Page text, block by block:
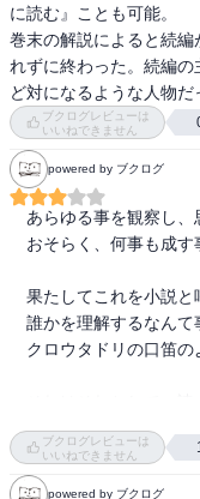
［　目次　］
［　ＰＯＰ　］
［　おすすめ度　］
☆☆☆☆☆☆☆　おすす
☆☆☆☆☆☆☆　文章
☆☆☆☆☆☆☆　ストー
☆☆☆☆☆☆☆　メッセ
☆☆☆☆☆☆☆　冒険性
☆☆☆☆☆☆☆　読後の個
読書の速度（時間がか
［　関連図書　］
に読む』ことも可能。
巻末の解説によると続
れずに終わった。続編の
ど対になるような人物だ
ブクログレビューは
いいねできません
powered by ブクログ
あらゆる事を観察し、
おそらく、何事も成す
果たしてこれを小説と
誰かを理解するなんて
クロウタドリの口笛の
描くところのイアブラ
ブクログレビューは
いいねできません
powered by ブクログ